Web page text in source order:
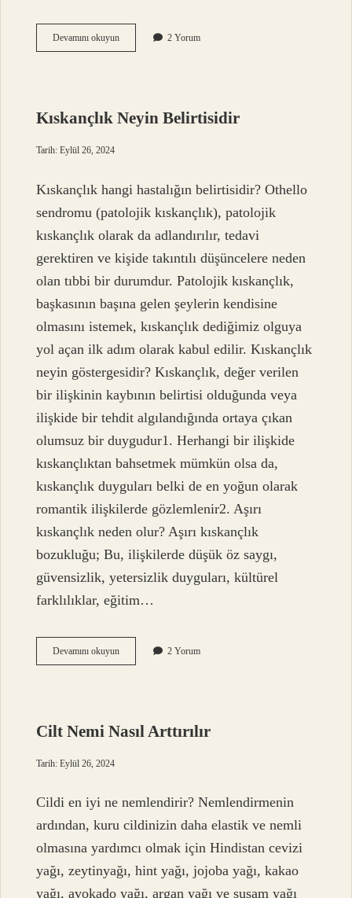
Devamını okuyun1
Insan
Kalori
2 Yorum
Kıskançlık Neyin Belirtisidir
Tarih: Eylül 26, 2024
Kıskançlık hangi hastalığın belirtisidir? Othello
sendromu (patolojik kıskançlık), patolojik
kıskançlık olarak da adlandırılır, tedavi
gerektiren ve kişide takıntılı düşüncelere neden
olan tıbbi bir durumdur. Patolojik kıskançlık,
başkasının başına gelen şeylerin kendisine
olmasını istemek, kıskançlık dediğimiz olguya
yol açan ilk adım olarak kabul edilir. Kıskançlık
neyin göstergesidir? Kıskançlık, değer verilen
bir ilişkinin kaybının belirtisi olduğunda veya
ilişkide bir tehdit algılandığında ortaya çıkan
olumsuz bir duygudur1. Herhangi bir ilişkide
kıskançlıktan bahsetmek mümkün olsa da,
kıskançlık duyguları belki de en yoğun olarak
romantik ilişkilerde gözlemlenir2. Aşırı
kıskançlık neden olur? Aşırı kıskançlık
bozukluğu; Bu, ilişkilerde düşük öz saygı,
güvensizlik, yetersizlik duyguları, kültürel
farklılıklar, eğitim…
Devamını okuyunKıskançlık
Neyin
2 Yorum
Cilt Nemi Nasıl Arttırılır
Tarih: Eylül 26, 2024
Cildi en iyi ne nemlendirir? Nemlendirmenin
ardından, kuru cildinizin daha elastik ve nemli
olmasına yardımcı olmak için Hindistan cevizi
yağı, zeytinyağı, hint yağı, jojoba yağı, kakao
yağı, avokado yağı, argan yağı ve susam yağı